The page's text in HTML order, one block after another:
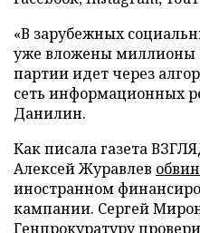
«В зарубежных
уже вложены миллионы
партии идет через
сеть информационных
Данилин.
Как писала газета
Алексей Журавлев
иностранном
кампании. Сергей
Генпрокуратуру